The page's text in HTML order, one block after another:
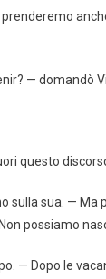
— domandò
questo
sulla sua. — Ma
possiamo
— Dopo le